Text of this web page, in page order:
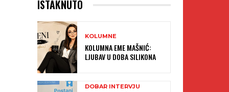
ISTAKNUTO
KOLUMNE
KOLUMNA EME MAŠNIĆ:
LJUBAV U DOBA SILIKONA
DOBAR INTERVJU